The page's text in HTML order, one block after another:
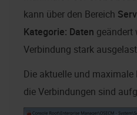
kann über den Bereich
Kategorie: Daten geändert
Verbindung stark
Die aktuelle und maximale
die Verbindungen sind